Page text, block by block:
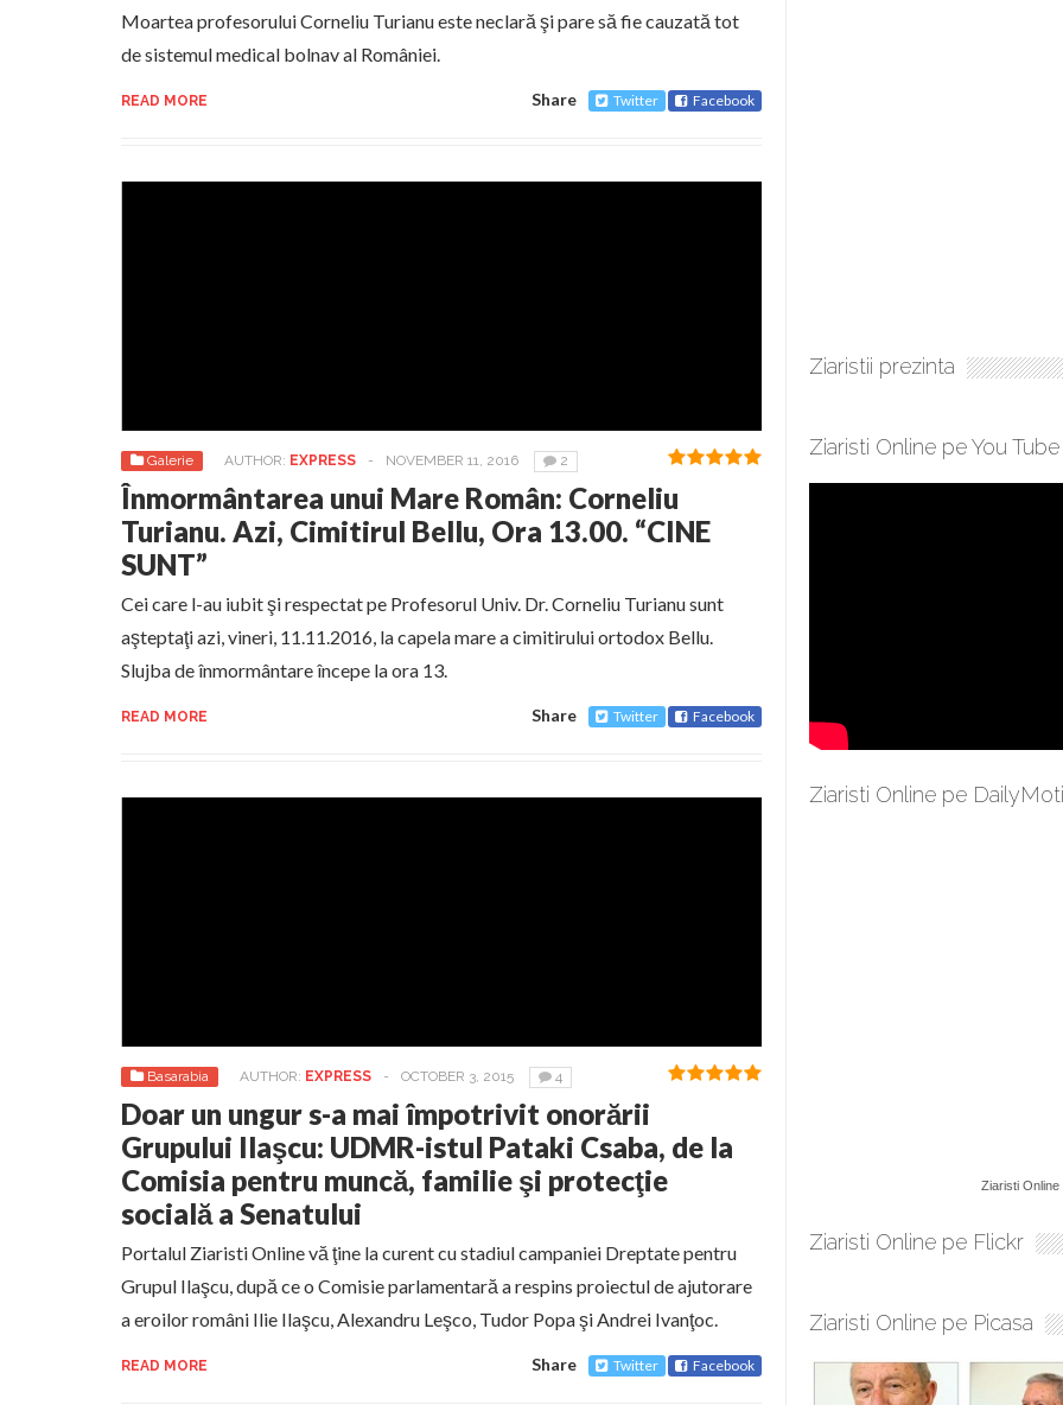
Moartea profesorului Corneliu Turianu este neclară şi pare să fie cauzată tot
de sistemul medical bolnav al României.
READ MORE Share Twitter Facebook
Galerie AUTHOR: EXPRESS - NOVEMBER 11, 2016 2
Înmormântarea unui Mare Român: Corneliu
Turianu. Azi, Cimitirul Bellu, Ora 13.00. “CINE
SUNT”
Cei care l-au iubit şi respectat pe Profesorul Univ. Dr. Corneliu Turianu sunt
aşteptaţi azi, vineri, 11.11.2016, la capela mare a cimitirului ortodox Bellu.
Slujba de înmormântare începe la ora 13.
READ MORE Share Twitter Facebook
Basarabia AUTHOR: EXPRESS - OCTOBER 3, 2015 4
Doar un ungur s-a mai împotrivit onorării
Grupului Ilaşcu: UDMR-istul Pataki Csaba, de la
Comisia pentru muncă, familie şi protecţie
socială a Senatului
Portalul Ziaristi Online vă ţine la curent cu stadiul campaniei Dreptate pentru
Grupul Ilaşcu, după ce o Comisie parlamentară a respins proiectul de ajutorare
a eroilor români Ilie Ilaşcu, Alexandru Leşco, Tudor Popa şi Andrei Ivanţoc.
READ MORE Share Twitter Facebook
Ziaristii prezinta
Ziaristi Online pe You Tube
Ziaristi Online pe
Ziaristi Online
Ziaristi Online pe Flickr
Ziaristi Online pe Picasa